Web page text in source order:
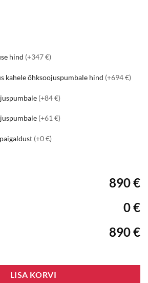
hind (+347 €)
kahele õhksoojuspumbale hind (+694 €)
(+84 €)
(+61 €)
(+0 €)
890 €
0 €
890 €
LISA KORVI